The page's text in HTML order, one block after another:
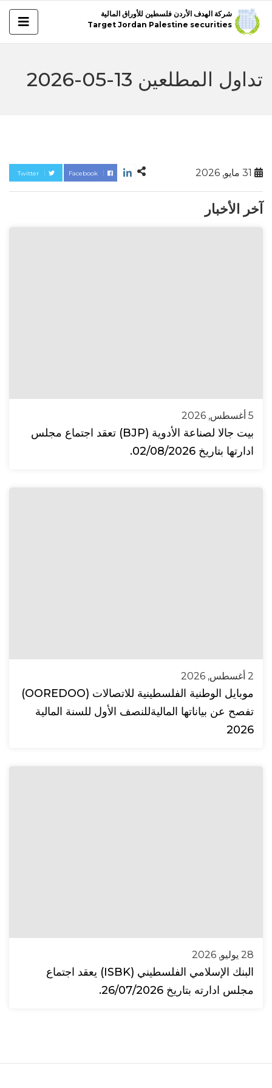
شركة الهدف الأردن فلسطين للأوراق المالية
Target Jordan Palestine securities
تداول المطلعين 13-05-2026
Twitter Facebook
آخر الأخبار
5 أغسطس, 2026
بيت جالا لصناعة الأدوية (BJP) تعقد اجتماع مجلس
ادارتها بتاريخ 02/08/2026.
2 أغسطس, 2026
موبايل الوطنية الفلسطينية للاتصالات (OOREDOO)
تفصح عن بياناتها الماليةللنصف الأول للسنة المالية
2026
28 يوليو, 2026
البنك الإسلامي الفلسطيني (ISBK) يعقد اجتماع
مجلس ادارته بتاريخ 26/07/2026.